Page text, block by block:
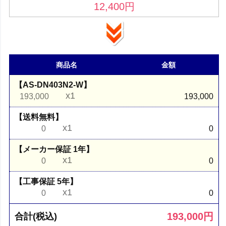
12,400円
商品名 金額
【AS-DN403N2-W】
193,000
x1 193,000
【送料無料】
0
x1 0
【メーカー保証 1年】
0
x1 0
【工事保証 5年】
0
x1 0
合計(税込) 193,000円